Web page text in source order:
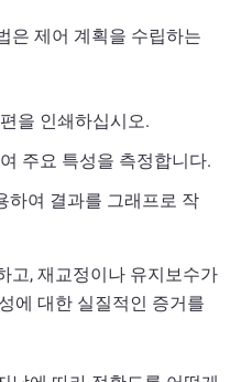
은 제어 계획을 수립하는
을 인쇄하십시오.
주요 특성을 측정합니다.
하여 결과를 그래프로 작
고, 재교정이나 유지보수가
에 대한 실질적인 증거를